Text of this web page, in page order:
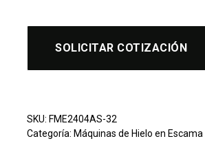
SOLICITAR COTIZACIÓN
SKU: FME2404AS-32
Categoría: Máquinas de Hielo en